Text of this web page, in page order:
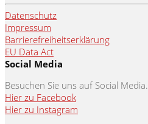
Datenschutz
Impressum
Barrierefreiheitserklärung
EU Data Act
Social Media
Besuchen Sie uns auf Social Media.
Hier zu Facebook
Hier zu Instagram